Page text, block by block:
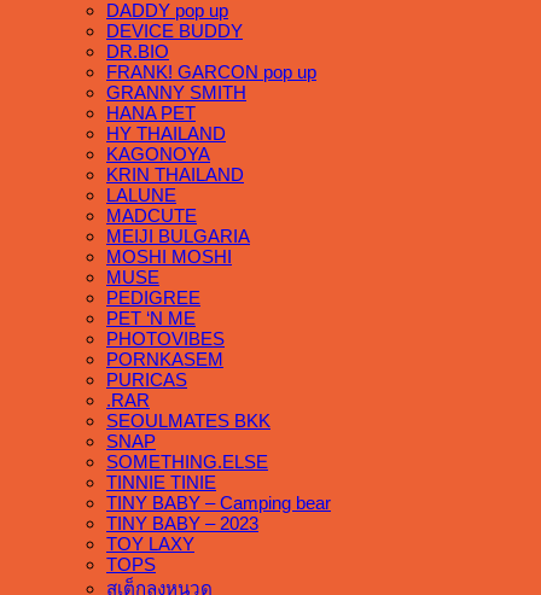
DADDY pop up
DEVICE BUDDY
DR.BIO
FRANK! GARCON pop up
GRANNY SMITH
HANA PET
HY THAILAND
KAGONOYA
KRIN THAILAND
LALUNE
MADCUTE
MEIJI BULGARIA
MOSHI MOSHI
MUSE
PEDIGREE
PET ‘N ME
PHOTOVIBES
PORNKASEM
PURICAS
.RAR
SEOULMATES BKK
SNAP
SOMETHING.ELSE
TINNIE TINIE
TINY BABY – Camping bear
TINY BABY – 2023
TOY LAXY
TOPS
สเต็กลุงหนวด